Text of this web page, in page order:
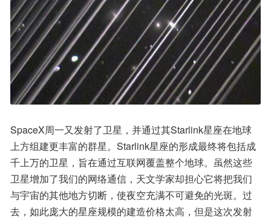
SpaceX周一又发射了卫星，并通过其Starlink星座在地球
上方组建更丰富的群星。Starlink星座的形成最终将包括成
千上万的卫星，旨在通过互联网覆盖整个地球。虽然这些
卫星增加了我们的网络通信，天文学家却担心它将把我们
与宇宙的其他地方切断，使夜空充满不可避免的光斑。过
去，如此庞大的星座规模的建造价格太高，但是这次发射